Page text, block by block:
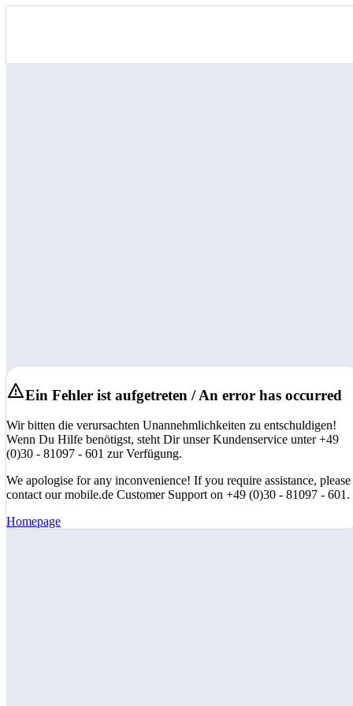
Ein Fehler ist aufgetreten / An error has occurred
Wir bitten die verursachten Unannehmlichkeiten zu entschuldigen!
Wenn Du Hilfe benötigst, steht Dir unser Kundenservice unter +49
(0)30 - 81097 - 601 zur Verfügung.
We apologise for any inconvenience! If you require assistance, please
contact our mobile.de Customer Support on +49 (0)30 - 81097 - 601.
Homepage